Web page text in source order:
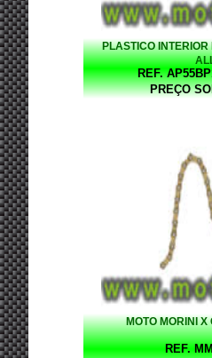
PLASTICO
REF.
PREÇO
MOTO MORINI
REF.